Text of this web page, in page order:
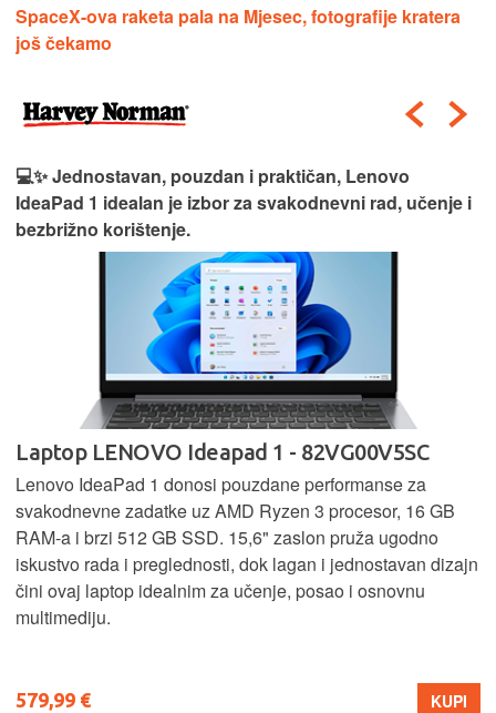
SpaceX-ova raketa pala na Mjesec, fotografije kratera
još čekamo
💻✨ Jednostavan, pouzdan i praktičan, Lenovo
IdeaPad 1 idealan je izbor za svakodnevni rad, učenje i
bezbrižno korištenje.
Laptop LENOVO Ideapad 1 - 82VG00V5SC
Lenovo IdeaPad 1 donosi pouzdane performanse za
svakodnevne zadatke uz AMD Ryzen 3 procesor, 16 GB
RAM-a i brzi 512 GB SSD. 15,6" zaslon pruža ugodno
iskustvo rada i preglednosti, dok lagan i jednostavan dizajn
čini ovaj laptop idealnim za učenje, posao i osnovnu
multimediju.
579,99 € KUPI